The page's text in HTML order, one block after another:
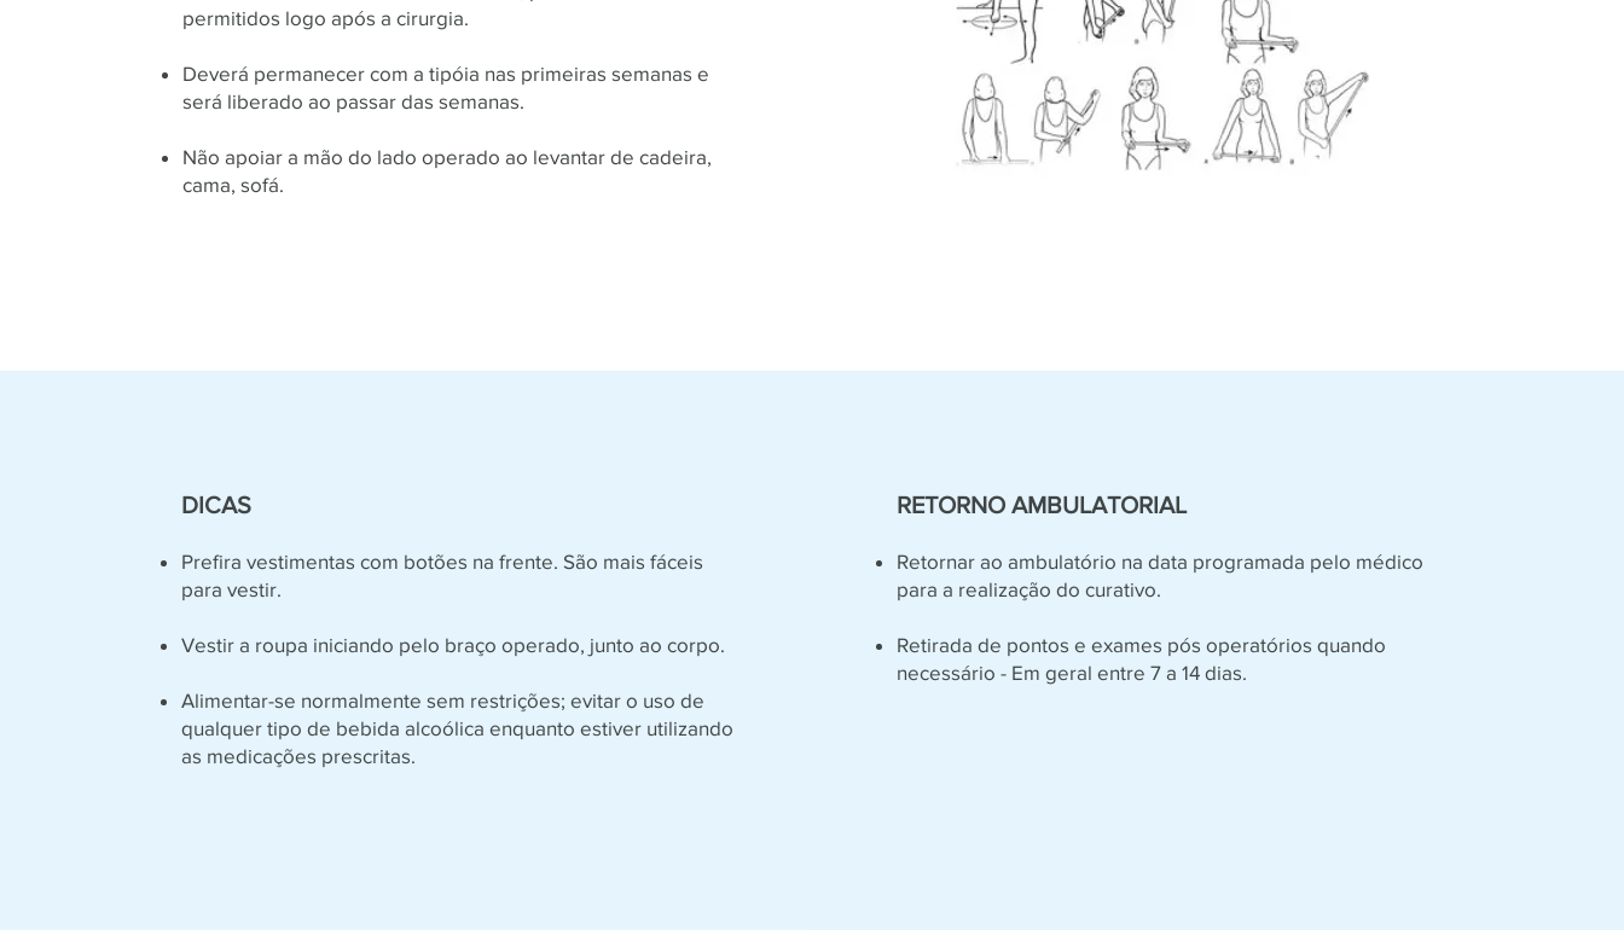
permitidos logo após a cirurgia.
Deverá permanecer com a tipóia nas primeiras semanas e
será liberado ao passar das semanas.
Não apoiar a mão do lado operado ao levantar de cadeira,
cama, sofá.
DICAS
Prefira vestimentas com botões na frente. São mais fáceis
para vestir.
Vestir a roupa iniciando pelo braço operado, junto ao corpo.
Alimentar-se normalmente sem restrições; evitar o uso de
qualquer tipo de bebida alcoólica enquanto estiver utilizando
as medicações prescritas.
RETORNO AMBULATORIAL
Retornar ao ambulatório na data programada pelo médico
para a realização do curativo.
Retirada de pontos e exames pós operatórios quando
necessário - Em geral entre 7 a 14 dias.